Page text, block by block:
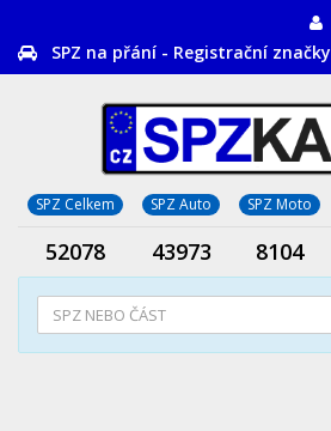
SPZ na přání - Registrační značky
SPZ Celkem SPZ Auto SPZ Moto
52078 43973 8104